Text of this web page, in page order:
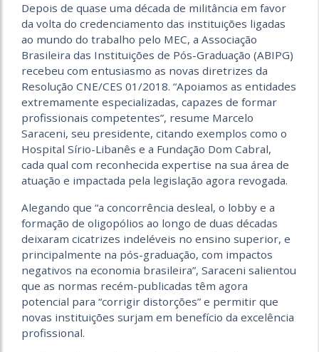
Depois de quase uma década de militância em favor
da volta do credenciamento das instituições ligadas
ao mundo do trabalho pelo MEC, a Associação
Brasileira das Instituições de Pós-Graduação (ABIPG)
recebeu com entusiasmo as novas diretrizes da
Resolução CNE/CES 01/2018. “Apoiamos as entidades
extremamente especializadas, capazes de formar
profissionais competentes”, resume Marcelo
Saraceni, seu presidente, citando exemplos como o
Hospital Sírio-Libanês e a Fundação Dom Cabral,
cada qual com reconhecida expertise na sua área de
atuação e impactada pela legislação agora revogada.
Alegando que “a concorrência desleal, o lobby e a
formação de oligopólios ao longo de duas décadas
deixaram cicatrizes indeléveis no ensino superior, e
principalmente na pós-graduação, com impactos
negativos na economia brasileira”, Saraceni salientou
que as normas recém-publicadas têm agora
potencial para “corrigir distorções” e permitir que
novas instituições surjam em benefício da excelência
profissional.